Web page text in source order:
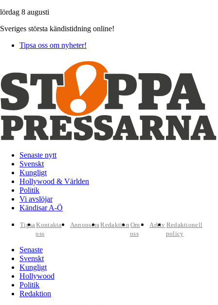
lördag 8 augusti
Sveriges största kändistidning online!
Tipsa oss om nyheter!
Senaste nytt
Svenskt
Kungligt
Hollywood & Världen
Politik
Vi avslöjar
Kändisar A-Ö
TipsaKontakta
oss
AnnonseraRedaktion Om
oss
Arkiv Redaktionell
policy
Senaste
Svenskt
Kungligt
Hollywood
Politik
Redaktion